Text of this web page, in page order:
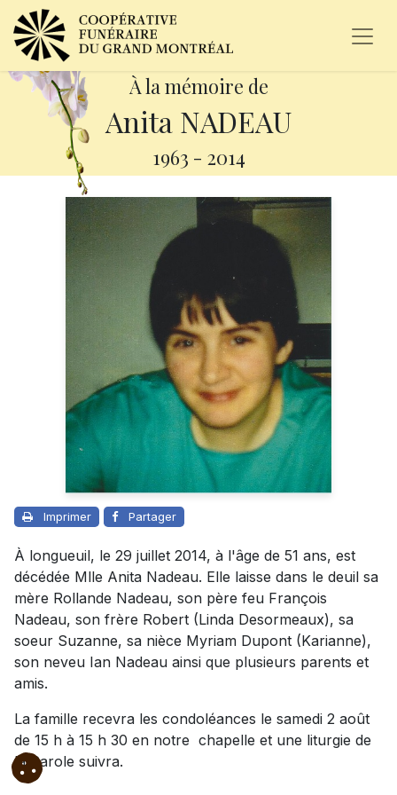
À la mémoire de
Anita NADEAU
1963 - 2014
Imprimer Partager
À longueuil, le 29 juillet 2014, à l'âge de 51 ans, est
décédée Mlle Anita Nadeau. Elle laisse dans le deuil sa
mère Rollande Nadeau, son père feu François
Nadeau, son frère Robert (Linda Desormeaux), sa
soeur Suzanne, sa nièce Myriam Dupont (Karianne),
son neveu Ian Nadeau ainsi que plusieurs parents et
amis.
La famille recevra les condoléances le samedi 2 août
de 15 h à 15 h 30 en notre chapelle et une liturgie de
la Parole suivra.